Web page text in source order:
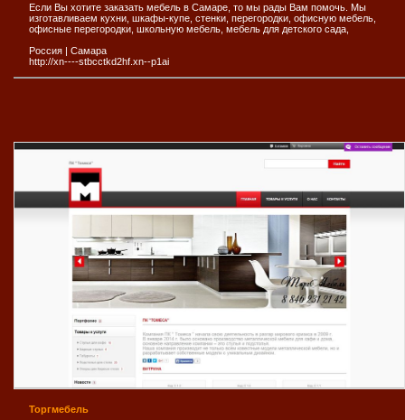
Если Вы хотите заказать мебель в Самаре, то мы рады Вам помочь. Мы
изготавливаем кухни, шкафы-купе, стенки, перегородки, офисную мебель,
офисные перегородки, школьную мебель, мебель для детского сада,
Россия | Самара
http://xn----stbcctkd2hf.xn--p1ai
Торгмебель